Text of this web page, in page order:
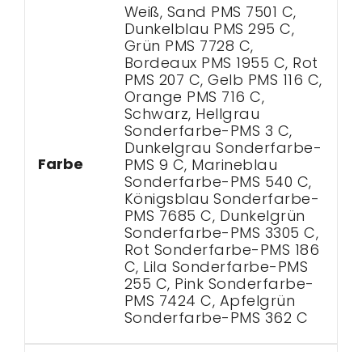
Farbe
Weiß, Sand PMS 7501 C,
Dunkelblau PMS 295 C,
Grün PMS 7728 C,
Bordeaux PMS 1955 C, Rot
PMS 207 C, Gelb PMS 116 C,
Orange PMS 716 C,
Schwarz, Hellgrau
Sonderfarbe-PMS 3 C,
Dunkelgrau Sonderfarbe-
PMS 9 C, Marineblau
Sonderfarbe-PMS 540 C,
Königsblau Sonderfarbe-
PMS 7685 C, Dunkelgrün
Sonderfarbe-PMS 3305 C,
Rot Sonderfarbe-PMS 186
C, Lila Sonderfarbe-PMS
255 C, Pink Sonderfarbe-
PMS 7424 C, Apfelgrün
Sonderfarbe-PMS 362 C